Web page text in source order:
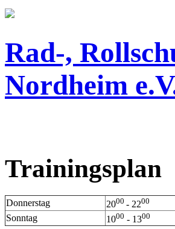
Rad-,
Nordheim
Trainingsplan
Donnerstag 2000 - 2200
Sonntag
1000 - 1300